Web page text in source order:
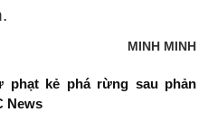
MINH MINH
phạt kẻ phá rừng sau phản
News